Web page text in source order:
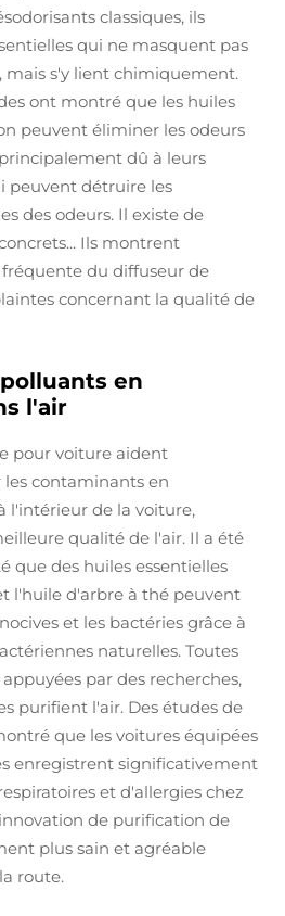
classiques, ils
qui ne masquent pas
mais s'y lient chimiquement.
ont montré que les huiles
peuvent éliminer les odeurs
dû à leurs
peuvent détruire les
des odeurs. Il existe de
Ils montrent
du diffuseur de
concernant la qualité de
en
l'air
pour voiture aident
contaminants en
l'intérieur de la voiture,
qualité de l'air. Il a été
que des huiles essentielles
l'huile d'arbre à thé peuvent
et les bactéries grâce à
naturelles. Toutes
par des recherches,
purifient l'air. Des études de
que les voitures équipées
enregistrent significativement
et d'allergies chez
de purification de
plus sain et agréable
route.